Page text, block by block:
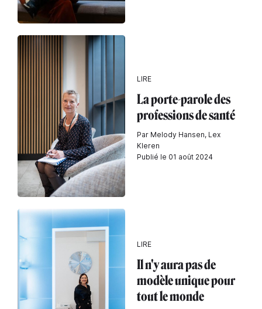
LIRE
La porte-parole des
professions de santé
Par Melody Hansen, Lex
Kleren
Publié le 01 août 2024
LIRE
Il n'y aura pas de
modèle unique pour
tout le monde